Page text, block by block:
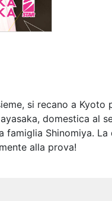
si recano a
domestica al
famiglia Shinomiya.
alla prova!